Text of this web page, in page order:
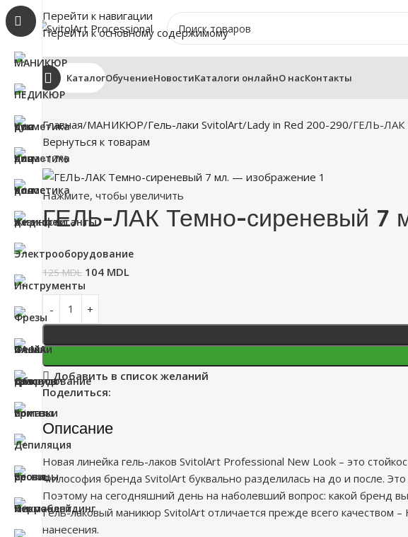
Перейти к навигации
Перейти к основному содержимому
КаталогОбучениеНовостиКаталоги онлайнО насКонтакты
Главная МАНИКЮР Гель-лаки SvitolArt Lady in Red 200-290 ГЕЛЬ-ЛАК
Вернуться к товарам
-17%
Нажмите, чтобы увеличить
ГЕЛЬ-ЛАК Темно-сиреневый 7
125MDL 104 MDL
Добавить в список желаний
Поделиться:
Описание
Новая линейка гель-лаков SvitolArt Professional New Look – это
Философия бренда SvitolArt буквально разделилась на до и после.
Поэтому на сегодняшний день на наболевший вопрос: какой бренд
Гель-лаковый маникюр SvitolArt отличается прежде всего качеством
нанесения.